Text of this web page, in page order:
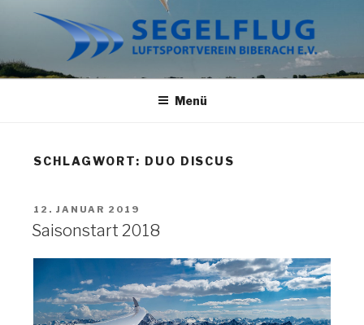
SEGELFLUG BIBERACH
Wir haben nur Fliegen im Kopf.
Menü
SCHLAGWORT: DUO DISCUS
VERÖFFENTLICHT
AM
12. JANUAR 2019
Saisonstart 2018